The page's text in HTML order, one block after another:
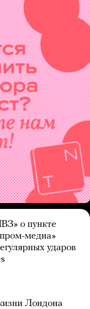
о пункте
медиа»
ударов
Лондона